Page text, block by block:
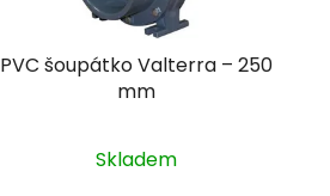
PVC šoupátko Valterra – 250
mm
Skladem